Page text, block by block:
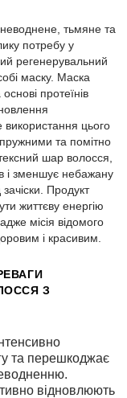
тьмяне та
потребу у
регенерувальний
маску. Маска
протеїнів
використання цього
та помітно
шар волосся,
і зменшує небажану
Продукт
життєву енергію
місія відомого
і красивим.
З
та перешкоджає
відновлюють